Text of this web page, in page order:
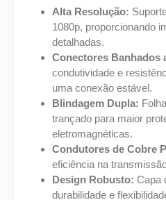
Alta Resolução:
1080p, proporcionando
detalhadas.
Conectores Banhados
condutividade e
uma conexão estável.
Blindagem Dupla:
trançado para maior
eletromagnéticas.
Condutores de Cobre
eficiência na
Design Robusto: Capa
durabilidade e